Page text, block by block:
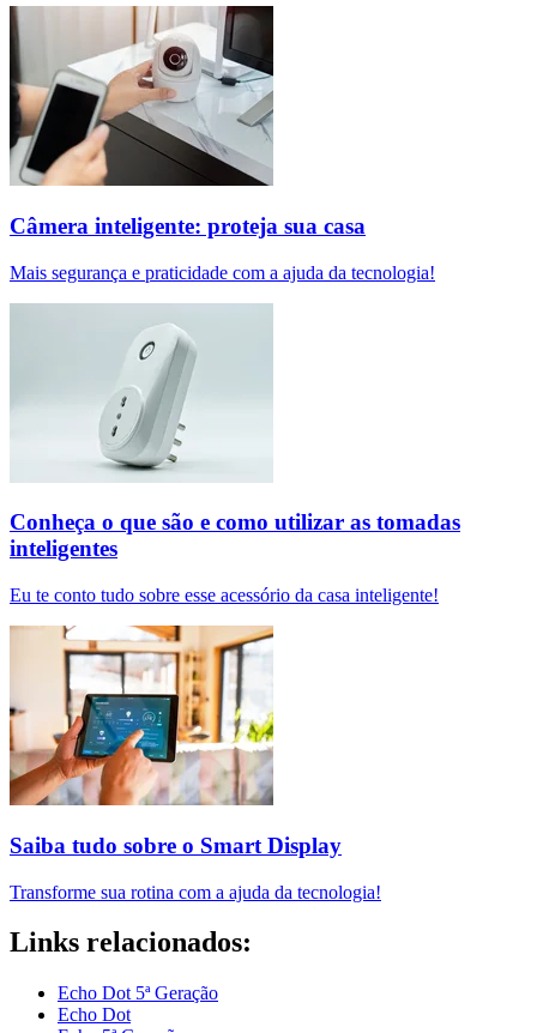
Câmera inteligente: proteja sua casa
Mais segurança e praticidade com a ajuda da tecnologia!
Conheça o que são e como utilizar as tomadas
inteligentes
Eu te conto tudo sobre esse acessório da casa inteligente!
Saiba tudo sobre o Smart Display
Transforme sua rotina com a ajuda da tecnologia!
Links relacionados:
Echo Dot 5ª Geração
Echo Dot